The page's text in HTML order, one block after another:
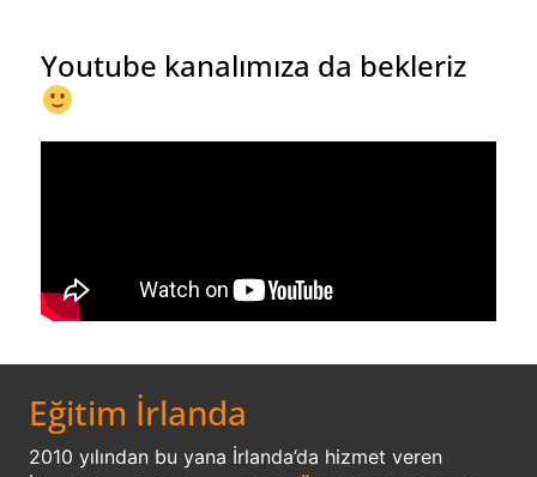
Youtube kanalımıza da bekleriz
Eğitim İrlanda
2010 yılından bu yana İrlanda’da hizmet veren